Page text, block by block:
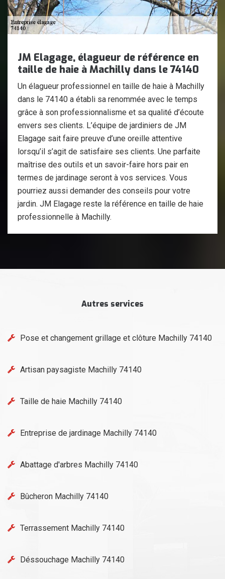
JM Elagage, élagueur de référence en
taille de haie à Machilly dans le 74140
Un élagueur professionnel en taille de haie à Machilly
dans le 74140 a établi sa renommée avec le temps
grâce à son professionnalisme et sa qualité d’écoute
envers ses clients. L’équipe de jardiniers de JM
Elagage sait faire preuve d’une oreille attentive
lorsqu’il s’agit de satisfaire ses clients. Une parfaite
maîtrise des outils et un savoir-faire hors pair en
termes de jardinage seront à vos services. Vous
pourriez aussi demander des conseils pour votre
jardin. JM Elagage reste la référence en taille de haie
professionnelle à Machilly.
Autres services
Pose et changement grillage et clôture Machilly 74140
Artisan paysagiste Machilly 74140
Taille de haie Machilly 74140
Entreprise de jardinage Machilly 74140
Abattage d'arbres Machilly 74140
Bûcheron Machilly 74140
Terrassement Machilly 74140
Déssouchage Machilly 74140